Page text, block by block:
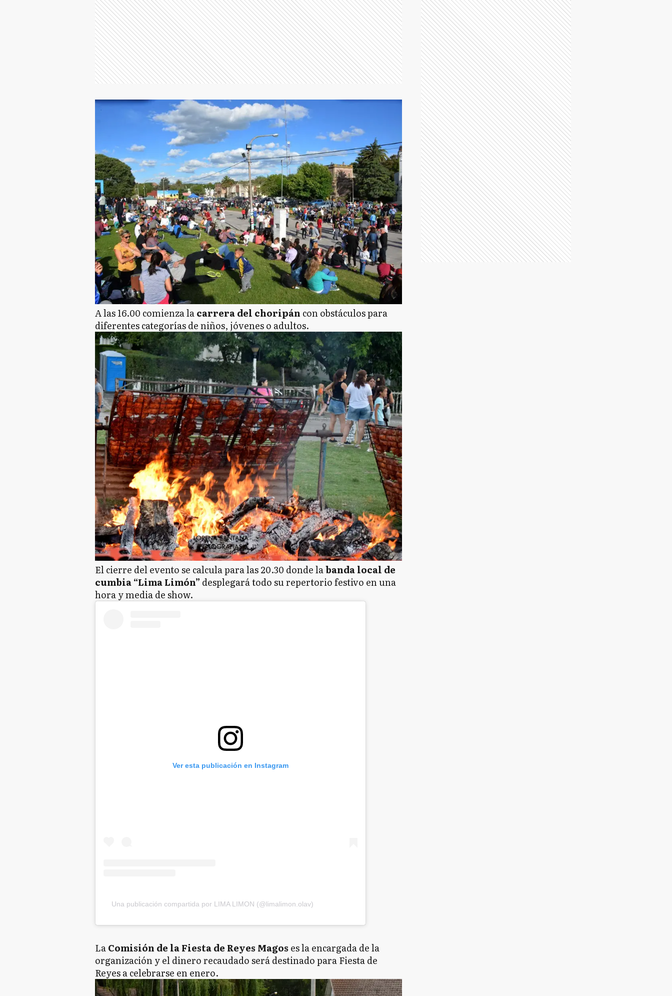
A las 16.00 comienza lacarrera del choripán con obstáculos para
diferentes categorías de niños, jóvenes o adultos.
El cierre del evento se calcula para las 20.30 donde labanda local de
cumbia “Lima Limón” desplegará todo su repertorio festivo en una
hora y media de show.
Ver esta publicación en Instagram
Una publicación compartida por LIMA LIMON (@limalimon.olav)
LaComisión de la Fiesta de Reyes Magos es la encargada de la
organización y el dinero recaudado será destinado para Fiesta de
Reyes a celebrarse en enero.